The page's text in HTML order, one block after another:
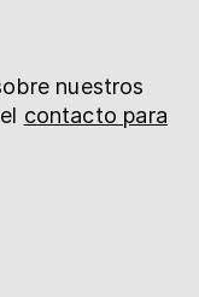
nuestros
contacto para